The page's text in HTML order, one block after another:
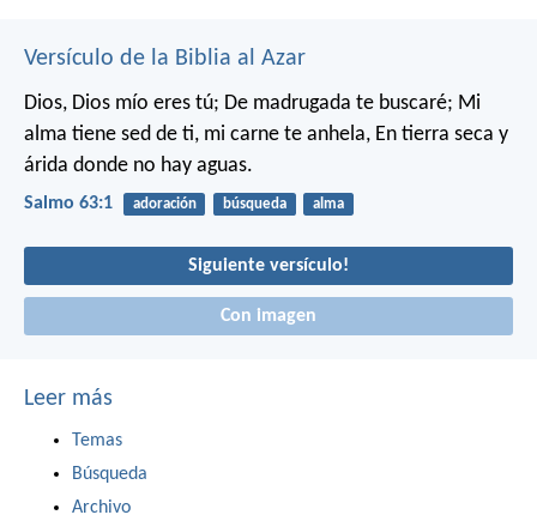
Versículo de la Biblia al Azar
Dios, Dios mío eres tú; De madrugada te buscaré; Mi
alma tiene sed de ti, mi carne te anhela, En tierra seca y
árida donde no hay aguas.
Salmo 63:1 adoración búsqueda alma
Siguiente versículo!
Con imagen
Leer más
Temas
Búsqueda
Archivo